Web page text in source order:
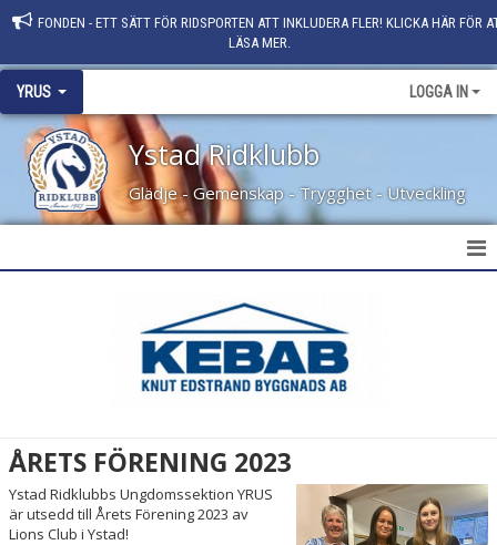
FONDEN - ETT SÄTT FÖR RIDSPORTEN ATT INKLUDERA FLER! KLICKA HÄR FÖR
LÄSA MER.
YRUS LOGGA IN
Ystad Ridklubb
Glädje - Gemenskap - Trygghet - Utveckling
YRUS VÄRDEGRUND
ÅRETS UNGDOMSSEKTION SKÅNE 2023
ÅRETS FÖRENING 2023
ÅRETS FÖRENING 2023
Ystad Ridklubbs Ungdomssektion YRUS
är utsedd till Årets Förening 2023 av
Lions Club i Ystad!